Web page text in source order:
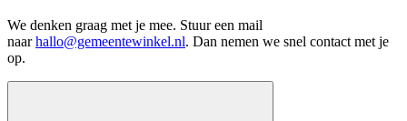
We denken graag met je mee. Stuur een mail
naar hallo@gemeentewinkel.nl. Dan nemen we snel contact met je
op.